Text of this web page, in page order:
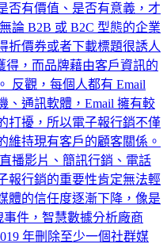
否有價值、是否有意義，才
論 B2B 或 B2C 型態的企業
折價券或者下載標題很誘人
得，而品牌藉由客戶資訊的
反觀，每個人都有 Email
、通訊軟體，Email 擁有較
打擾，所以電子報行銷不僅
維持現有客戶的顧客關係。
播影片、簡訊行銷、電話
報行銷的重要性肯定無法輕
體的信任度逐漸下降，像是
事件，智慧數據分析廠商
年刪除至少一個社群媒